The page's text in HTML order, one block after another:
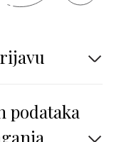
podataka